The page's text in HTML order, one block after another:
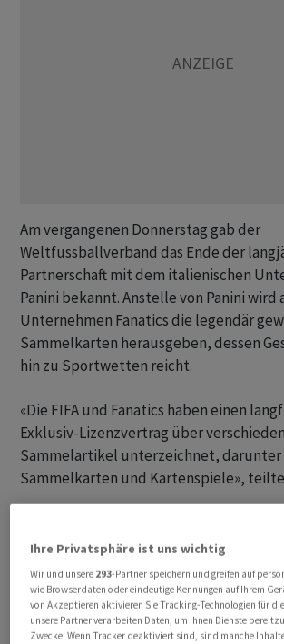
Am vergangenen Donnerstag gab der
Weltfussballverband das Ende der
Partnerschaft mit dem italienischen
Panini bekannt. Anstelle von Panini wird
Unternehmen Fanatics die legendär
Sammelkarten herausgeben, dessen
hin zu Sportwetten reicht.
«Die FIFA und Fanatics haben einen
Exklusiv-Lizenzvertrag über
Sammelartikel unterzeichnet, darunter
Sammelkarten und Kartenspiele», teilte
Die Ankündigung der FIFA markiert das
jährigen Zusammenarbeit mit dem in
ansässigen Unternehmen. Das Anfang
von den vier Panini-Brüdern gegründete
Ihre Privatsphäre ist uns wichtig
Wir und unsere 293-Partner speichern und greifen auf
wie Browserdaten oder eindeutige Kennungen auf Ihrem
von Akzeptieren aktivieren Sie Tracking-Technologien für
unsere Partner verarbeiten Daten, um Ihnen Dienste
Zwecke. Wenn Tracker deaktiviert sind, sind manche